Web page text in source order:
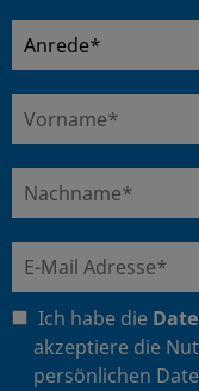
Ich habe die
akzeptiere die
persönlichen